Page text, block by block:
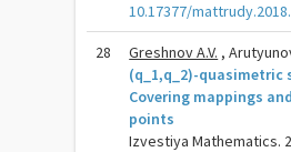
10.17377/
28 Greshnov A.V. ,
(q_1,q_2)-quasimetric
Covering mappings
points
Izvestiya Mathematics.